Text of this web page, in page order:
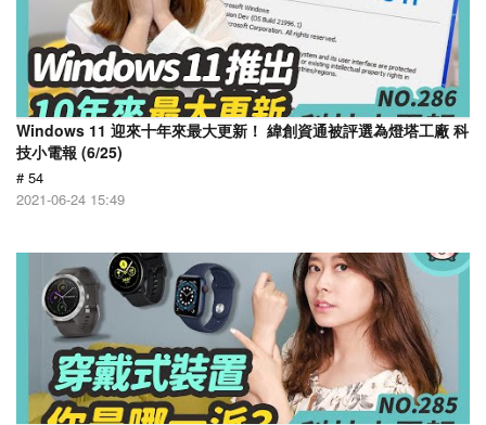
Windows 11 迎來十年來最大更新！ 緯創資通被評選為燈塔工廠 科
技小電報 (6/25)
# 54
2021-06-24 15:49